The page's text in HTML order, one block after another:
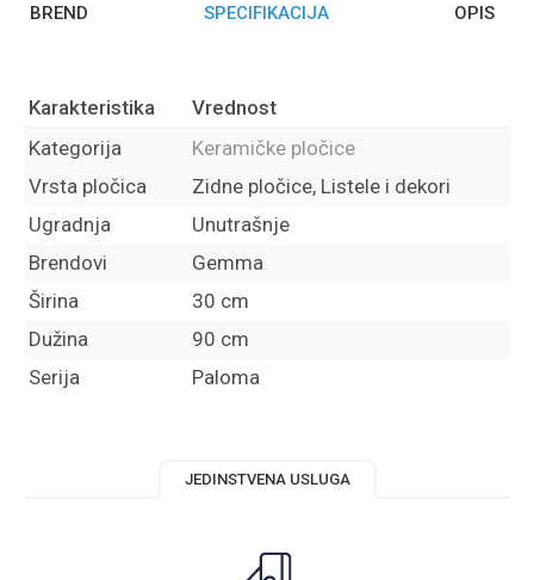
BREND SPECIFIKACIJA OPIS
Karakteristika
Vrednost
Kategorija
Keramičke pločice
Vrsta pločica
Zidne pločice, Listele i dekori
Ugradnja
Unutrašnje
Brendovi
Gemma
Širina
30 cm
Dužina
90 cm
Serija
Paloma
JEDINSTVENA USLUGA